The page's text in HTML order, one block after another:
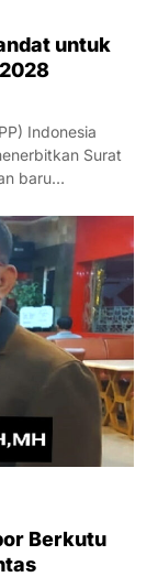
untuk
Indonesia
Surat
baru…
Berkutu